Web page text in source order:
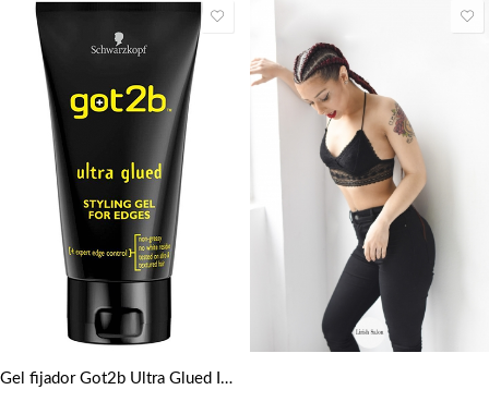
Gel fijador Got2b Ultra Glued Invincible Extreme Hold Hair Styling 150 Ml